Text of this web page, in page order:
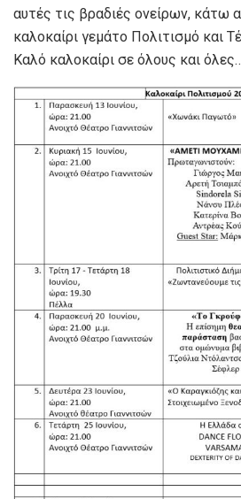
αυτές τις βραδιές ονείρων, κάτω
καλοκαίρι γεμάτο Πολιτισμό και
Καλό καλοκαίρι σε όλους και